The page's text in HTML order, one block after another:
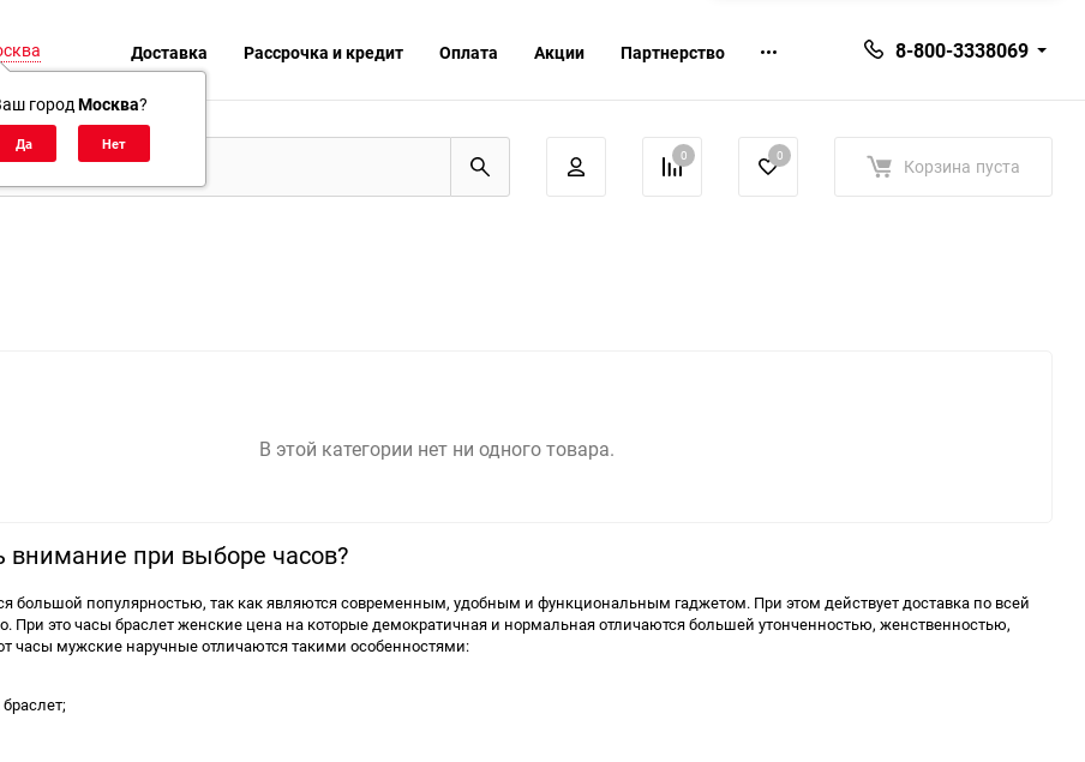
город Москва?
Доставка Рассрочка и кредит Оплата Акции Партнерство 8-800-3338069
0 0 Корзина пуста
В этой категории нет ни одного товара.
внимание при выборе часов?
большой популярностью, так как являются современным, удобным и функциональным гаджетом. При этом действует доставка по всей
При это часы браслет женские цена на которые демократичная и нормальная отличаются большей утонченностью, женственностью,
часы мужские наручные отличаются такими особенностями: